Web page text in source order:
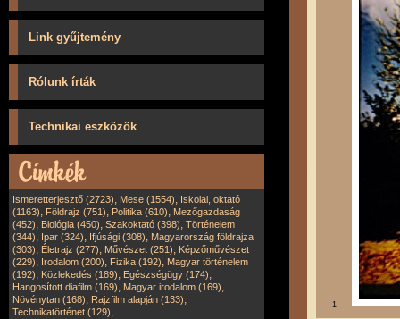
Link gyűjtemény
Rólunk írták
Technikai eszközök
Ismeretterjesztő (2723), Mese (1554), Iskolai, oktató
(1163), Földrajz (751), Politika (610), Mezőgazdaság
(452), Biológia (450), Szakoktató (398), Történelem
(344), Ipar (324), Ifjúsági (308), Magyarország földrajza
(303), Életrajz (277), Művészet (251), Képzőművészet
(229), Irodalom (200), Fizika (192), Magyar történelem
(192), Közlekedés (189), Egészségügy (174),
Hangosított diafilm (169), Magyar irodalom (169),
Növénytan (168), Rajzfilm alapján (133),
Technikatörténet (129),
1